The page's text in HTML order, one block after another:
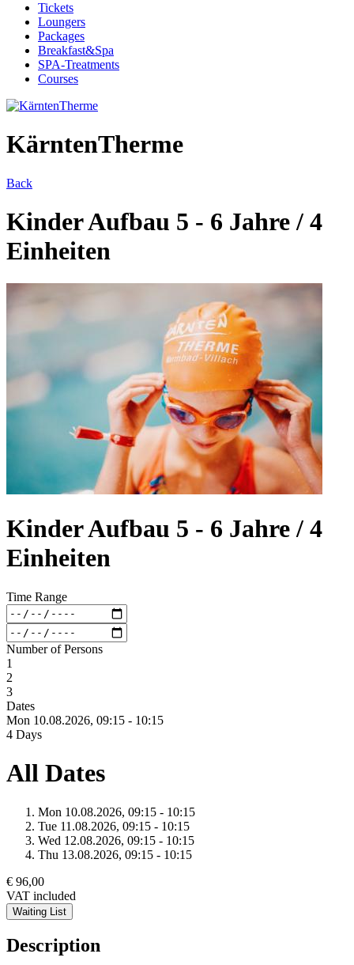
Tickets
Loungers
Packages
Breakfast&Spa
SPA-Treatments
Courses
KärntenTherme
Back
Kinder Aufbau 5 - 6 Jahre / 4
Einheiten
Kinder Aufbau 5 - 6 Jahre / 4
Einheiten
Time Range
Number of Persons
1
2
3
Dates
Mon 10.08.2026, 09:15 - 10:15
4 Days
All Dates
Mon 10.08.2026, 09:15 - 10:15
Tue 11.08.2026, 09:15 - 10:15
Wed 12.08.2026, 09:15 - 10:15
Thu 13.08.2026, 09:15 - 10:15
€ 96,00
VAT included
Waiting List
Description